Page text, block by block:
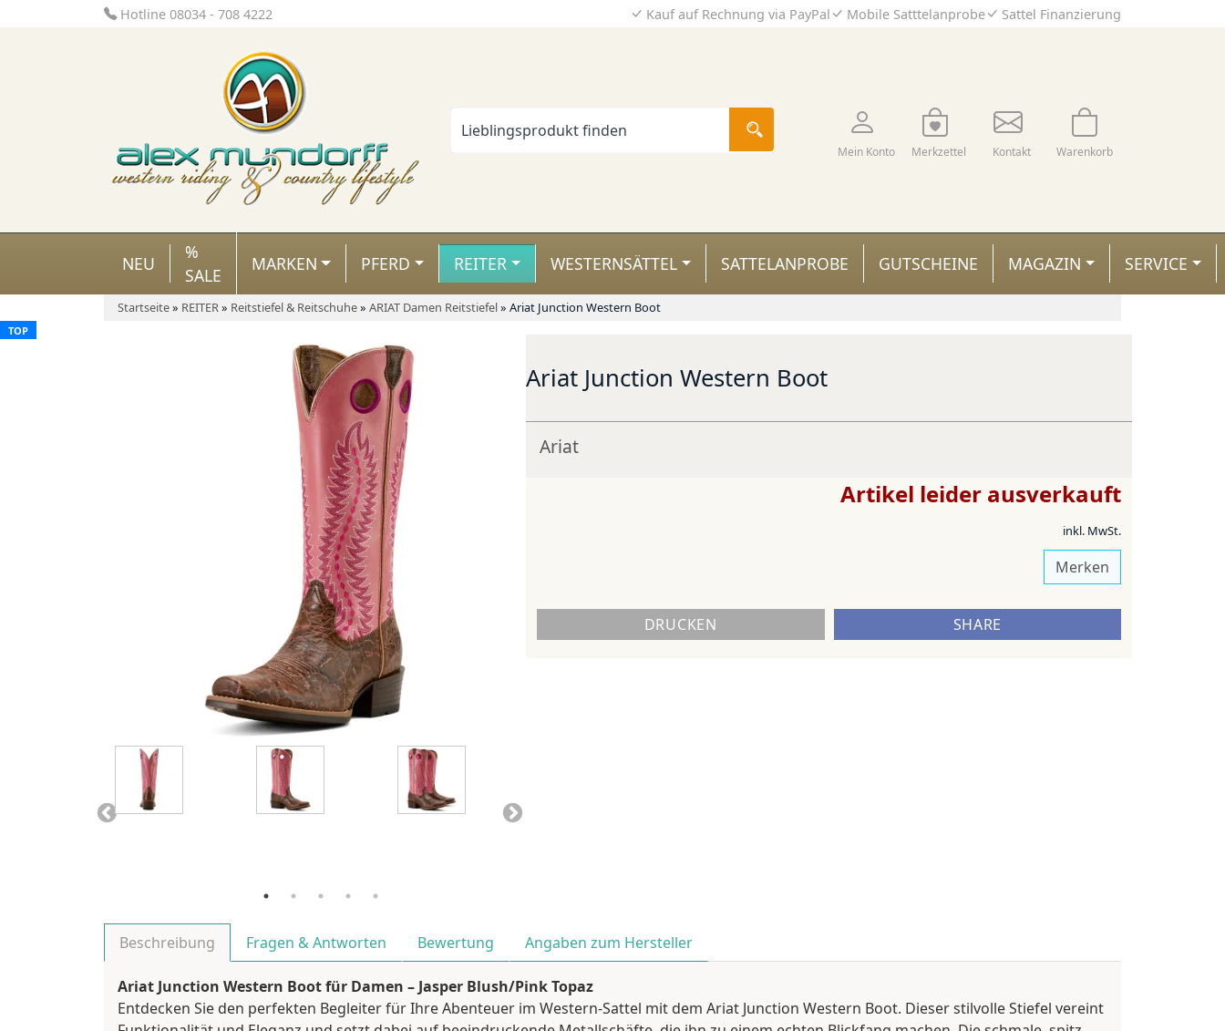
Hotline 08034 - 708 4222 Kauf auf Rechnung via PayPal Mobile Satttelanprobe Sattel Finanzierung
Mein Konto Merkzettel Kontakt Warenkorb
NEU
%
SALE
MARKEN PFERD REITER WESTERNSÄTTEL SATTELANPROBE GUTSCHEINE MAGAZIN SERVICE
Startseite» REITER» Reitstiefel & Reitschuhe» ARIAT Damen Reitstiefel» Ariat Junction Western Boot
Ariat Junction Western Boot
TOP
Ariat
Artikel leider ausverkauft
inkl. MwSt.
Merken
DRUCKEN SHARE
Beschreibung Fragen & Antworten Bewertung Angaben zum Hersteller
Ariat Junction Western Boot für Damen – Jasper Blush/Pink Topaz
Entdecken Sie den perfekten Begleiter für Ihre Abenteuer im Western-Sattel mit dem Ariat Junction Western Boot. Dieser stilvolle Stiefel vereint